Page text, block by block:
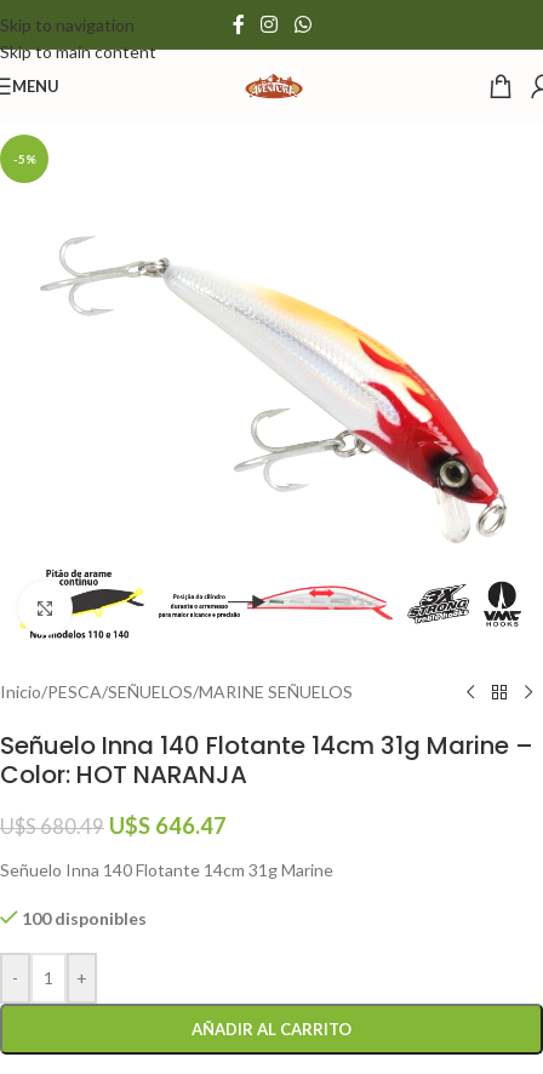
Skip to navigation
Skip to main content
MENU
-5%
Click to enlarge
Inicio/PESCA/SEÑUELOS/MARINE SEÑUELOS
Señuelo Inna 140 Flotante 14cm 31g Marine –
Color: HOT NARANJA
U$S680.49 U$S 646.47
Señuelo Inna 140 Flotante 14cm 31g Marine
100 disponibles
- +
AÑADIR AL CARRITO